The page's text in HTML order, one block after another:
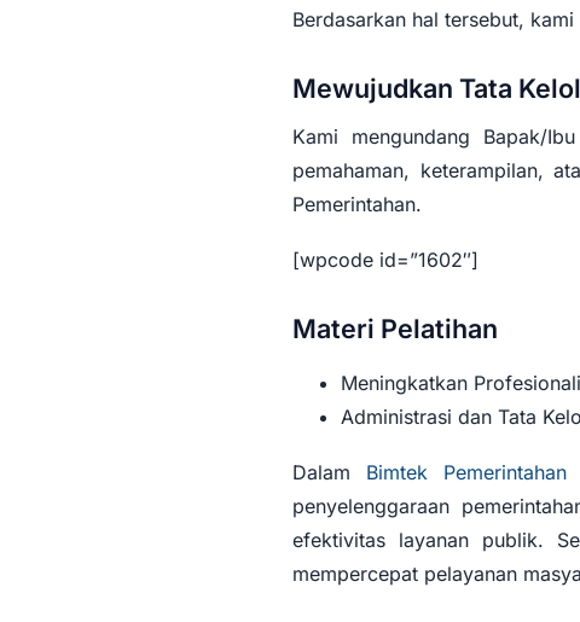
Berdasarkan hal tersebut,
Mewujudkan Tata
Kami mengundang Bapak/
pemahaman, keterampilan,
Pemerintahan.
[wpcode id=”1602″]
Materi Pelatihan
Meningkatkan
Administrasi dan Tata
Dalam Bimtek Pemerintahan
penyelenggaraan
efektivitas layanan publik.
mempercepat pelayanan